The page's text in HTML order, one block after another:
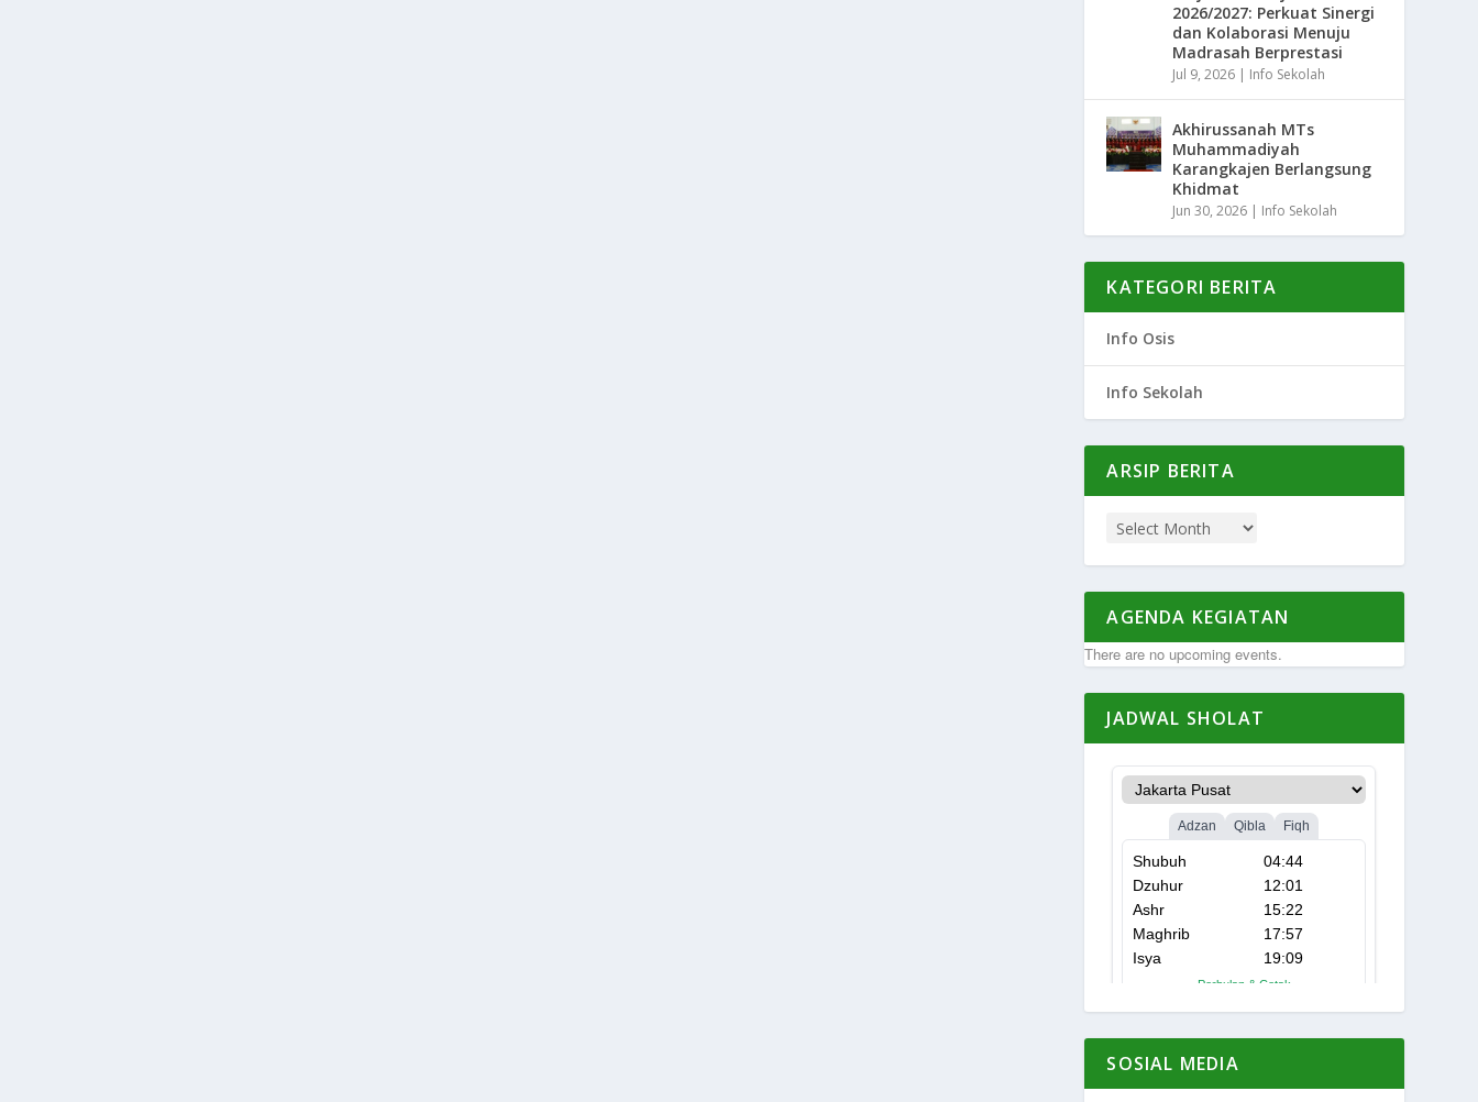
2026/2027: Perkuat Sinergi
dan Kolaborasi Menuju
Madrasah Berprestasi
Jul 9, 2026 | Info Sekolah
Akhirussanah MTs
Muhammadiyah
Karangkajen Berlangsung
Khidmat
Jun 30, 2026 | Info Sekolah
KATEGORI BERITA
Info Osis
Info Sekolah
ARSIP BERITA
AGENDA KEGIATAN
There are no upcoming events.
JADWAL SHOLAT
SOSIAL MEDIA